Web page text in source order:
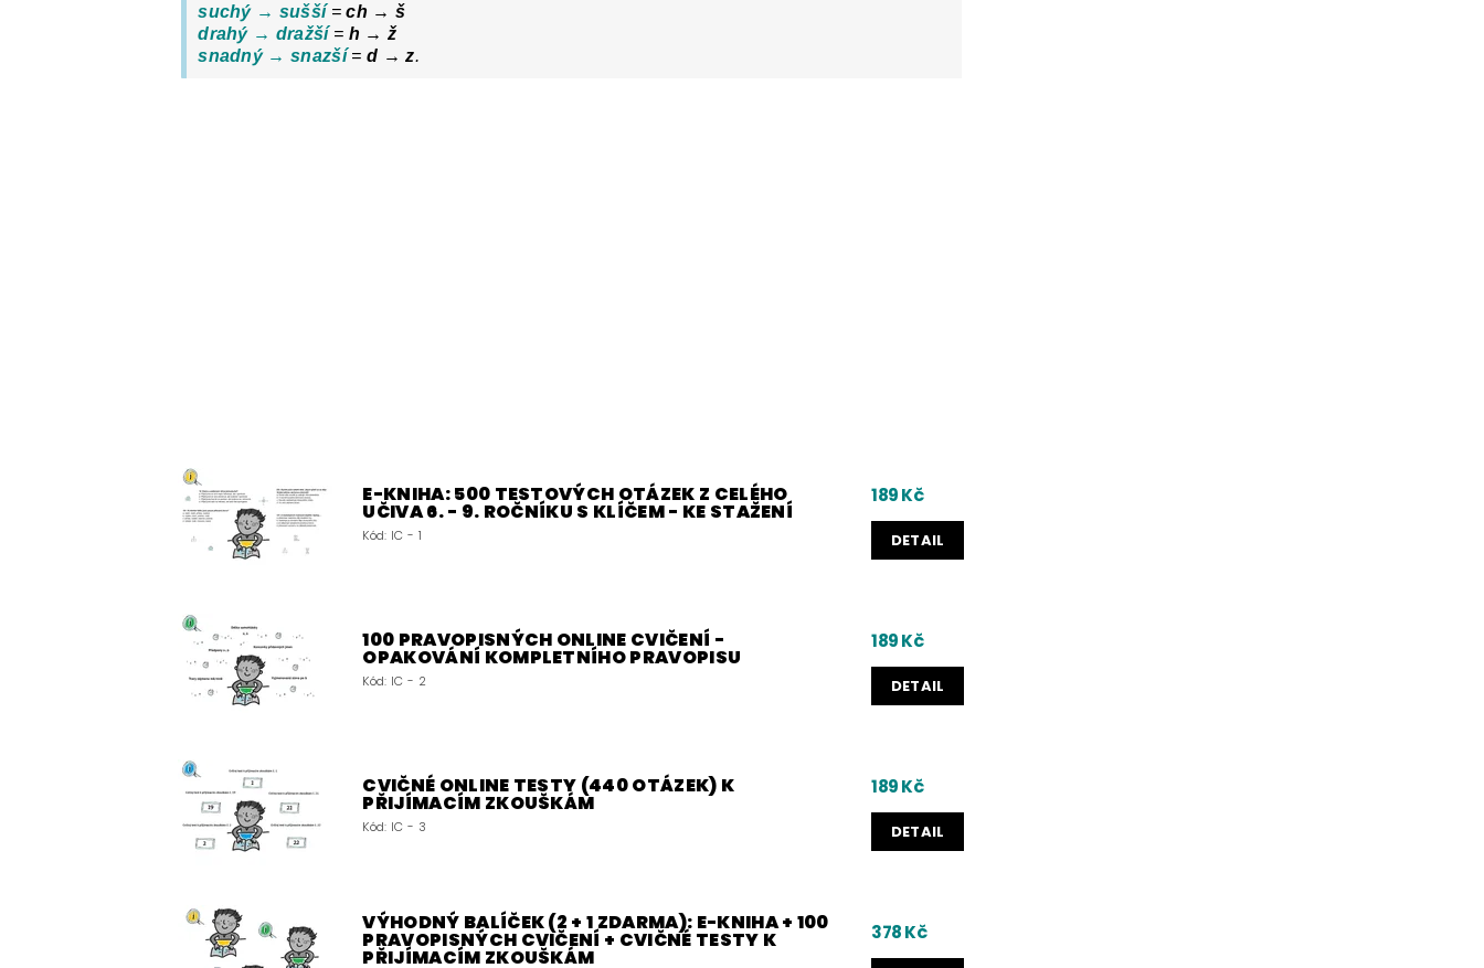
suchý → sušší = ch → š
drahý → dražší = h → ž
snadný → snazší = d → z.
E-KNIHA: 500 TESTOVÝCH OTÁZEK Z CELÉHO
UČIVA 6. - 9. ROČNÍKU S KLÍČEM - KE STAŽENÍ
Kód: IC - 1
189 Kč
DETAIL
100 PRAVOPISNÝCH ONLINE CVIČENÍ -
OPAKOVÁNÍ KOMPLETNÍHO PRAVOPISU
Kód: IC - 2
189 Kč
DETAIL
CVIČNÉ ONLINE TESTY (440 OTÁZEK) K
PŘIJÍMACÍM ZKOUŠKÁM
Kód: IC - 3
189 Kč
DETAIL
VÝHODNÝ BALÍČEK (2 + 1 ZDARMA): E-KNIHA + 100
PRAVOPISNÝCH CVIČENÍ + CVIČNÉ TESTY K
PŘIJÍMACÍM ZKOUŠKÁM
378 Kč